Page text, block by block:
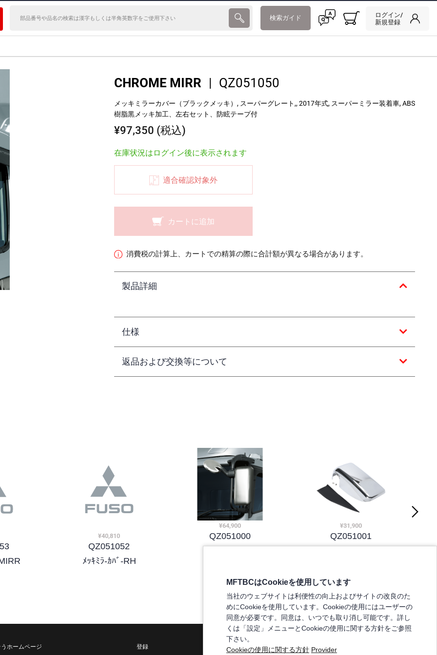
検索ガイド
ログイン/
新規登録
CHROME MIRR | QZ051050
メッキミラーカバー（ブラックメッキ）, スーパーグレート,, 2017年式, スーパーミラー装着車, ABS
樹脂黒メッキ加工、左右セット、防眩テープ付
¥97,350 (税込)
在庫状況はログイン後に表示されます
適合確認対象外
カートに追加
消費税の計算上、カートでの精算の際に合計額が異なる場合があります。
製品詳細
仕様
返品および交換等について
¥40,810
QZ051052
ﾒｯｷﾐﾗ-ｶﾊﾞ-RH
¥64,900
QZ051000
¥31,900
QZ051001
ホームページ 登録
MFTBCはCookieを使用しています
当社のウェブサイトは利便性の向上およびサイトの改良のた
めにCookieを使用しています。Cookieの使用にはユーザーの
同意が必要です。同意は、いつでも取り消し可能です。詳し
くは「設定」メニューとCookieの使用に関する方針をご参照
下さい。
Cookieの使用に関する方針 Provider